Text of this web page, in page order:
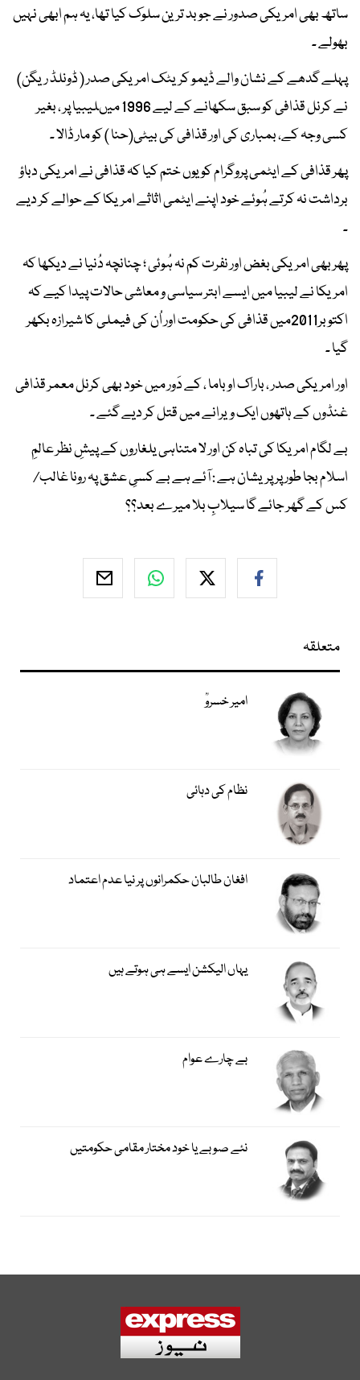
ساتھ بھی امریکی صدور نے جو بد ترین سلوک کیا تھا، یہ ہم ابھی نہیں
بھولے ۔
پہلے گدھے کے نشان والے ڈیمو کریٹک امریکی صدر ( ڈونلڈ ریگن)
نے کرنل قذافی کو سبق سکھانے کے لیے 1996 میںلیبیا پر ، بغیر
کسی وجہ کے، بمباری کی اور قذافی کی بیٹی(حنا ) کو مار ڈالا ۔
پھر قذافی کے ایٹمی پروگرام کو یوں ختم کیا کہ قذافی نے امریکی دباؤ
برداشت نہ کرتے ہُوئے خود اپنے ایٹمی اثاثے امریکا کے حوالے کر دیے
۔
پھر بھی امریکی بغض اور نفرت کم نہ ہُوئی ؛ چنانچہ دُنیا نے دیکھا کہ
امریکا نے لیبیا میں ایسے ابتر سیاسی و معاشی حالات پیدا کیے کہ
اکتوبر2011میں قذافی کی حکومت اور اُن کی فیملی کا شیرازہ بکھر
گیا ۔
اور امریکی صدر ، باراک اوباما ، کے دَور میں خود بھی کرنل معمر قذافی
غنڈوں کے ہاتھوں ایک ویرانے میں قتل کر دیے گئے ۔
بے لگام امریکا کی تباہ کن اور لا متناہی یلغاروں کے پیشِ نظر عالمِ
اسلام بجا طور پر پریشان ہے : آئے ہے بے کسیِ عشق پہ رونا غالب/
کس کے گھر جائے گا سیلابِ بلا میرے بعد؟؟
متعلقہ
امیر خسروؒ
نظام کی دہائی
افغان طالبان حکمرانوں پر نیا عدم اعتماد
یہاں الیکشن ایسے ہی ہوتے ہیں
بے چارے عوام
نئے صوبے یا خود مختار مقامی حکومتیں